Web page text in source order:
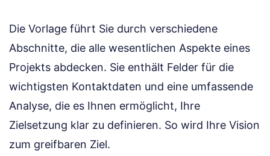
Die Vorlage führt Sie durch verschiedene
Abschnitte, die alle wesentlichen Aspekte eines
Projekts abdecken. Sie enthält Felder für die
wichtigsten Kontaktdaten und eine umfassende
Analyse, die es Ihnen ermöglicht, Ihre
Zielsetzung klar zu definieren. So wird Ihre Vision
zum greifbaren Ziel.